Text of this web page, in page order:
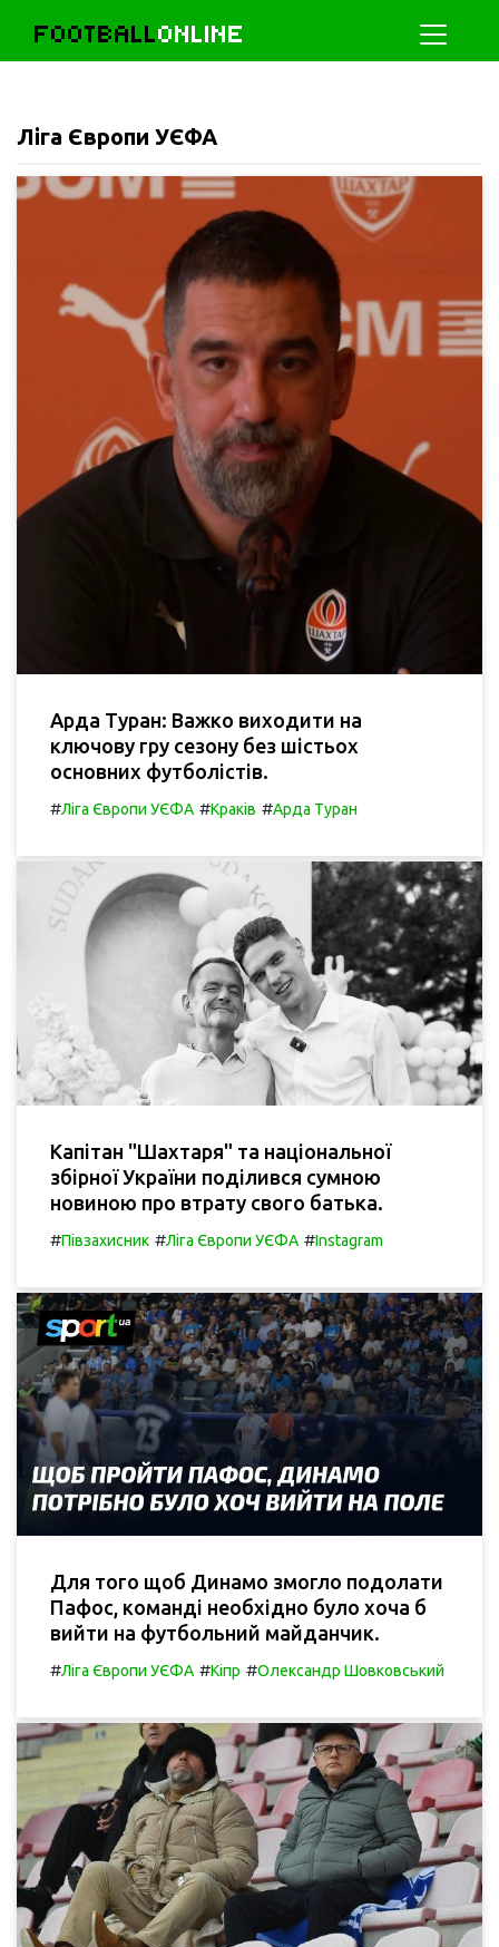
FOOTBALLONLINE
Ліга Європи УЄФА
Арда Туран: Важко виходити на
ключову гру сезону без шістьох
основних футболістів.
#Ліга Європи УЄФА #Краків #Арда Туран
Капітан "Шахтаря" та національної
збірної України поділився сумною
новиною про втрату свого батька.
#Півзахисник #Ліга Європи УЄФА #Instagram
Для того щоб Динамо змогло подолати
Пафос, команді необхідно було хоча б
вийти на футбольний майданчик.
#Ліга Європи УЄФА #Кіпр #Олександр Шовковський